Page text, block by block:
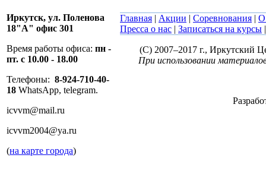
Иркутск, ул. Поленова
18"А" офис 301
Время работы офиса: пн -
пт. с 10.00 - 18.00
Телефоны: 8-924-710-40-
18 WhatsApp, telegram.
icvvm@mail.ru
icvvm2004@ya.ru
(на карте города)
Главная | Акции | Соревнования | О
Пресса о нас | Записаться на курсы
(C) 2007–2017 г., Иркутский
При использовании